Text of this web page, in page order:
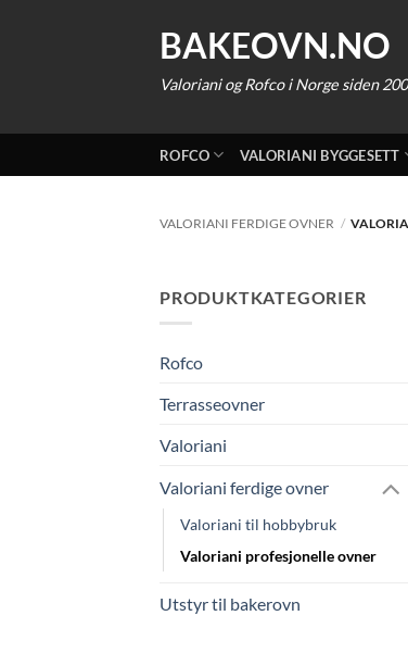
BAKEOVN.NO
Valoriani og Rofco i Norge siden
ROFCO VALORIANI BYGGESETT
VALORIANI FERDIGE OVNER /
PRODUKTKATEGORIER
Rofco
Terrasseovner
Valoriani
Valoriani ferdige ovner
Valoriani til hobbybruk
Valoriani profesjonelle ovner
Utstyr til bakerovn